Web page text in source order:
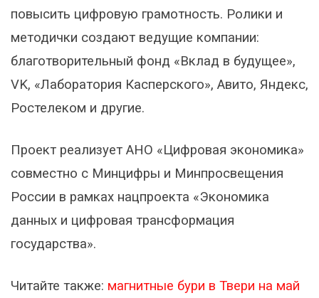
повысить цифровую грамотность. Ролики и
методички создают ведущие компании:
благотворительный фонд «Вклад в будущее»,
VK, «Лаборатория Касперского», Авито, Яндекс,
Ростелеком и другие.
Проект реализует АНО «Цифровая экономика»
совместно с Минцифры и Минпросвещения
России в рамках нацпроекта «Экономика
данных и цифровая трансформация
государства».
Читайте также: магнитные бури в Твери на май